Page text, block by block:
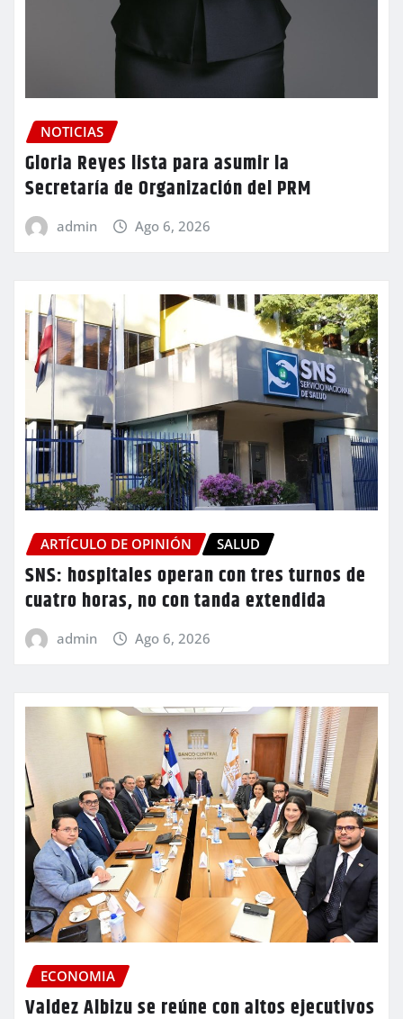
NOTICIAS
Gloria Reyes lista para asumir la
Secretaría de Organización del PRM
admin Ago 6, 2026
ARTÍCULO DE OPINIÓN SALUD
SNS: hospitales operan con tres turnos de
cuatro horas, no con tanda extendida
admin Ago 6, 2026
ECONOMIA
Valdez Albizu se reúne con altos ejecutivos